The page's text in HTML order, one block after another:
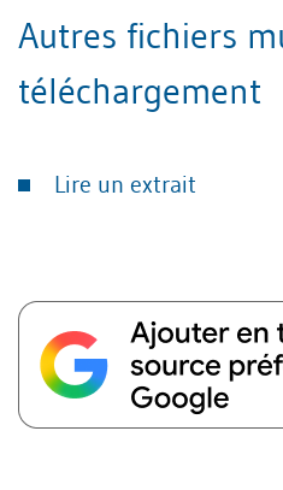
Autres fichiers
téléchargement
Lire un extrait